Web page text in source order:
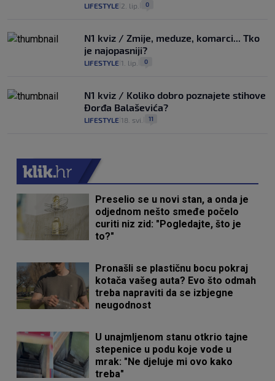
LIFESTYLE 2. lip. 0
N1 kviz / Zmije, meduze, komarci... Tko
je najopasniji?
LIFESTYLE 1. lip. 0
N1 kviz / Koliko dobro poznajete stihove
Đorđa Balaševića?
LIFESTYLE 18. svi. 11
Preselio se u novi stan, a onda je
odjednom nešto smeđe počelo
curiti niz zid: "Pogledajte, što je
to?"
Pronašli se plastičnu bocu pokraj
kotača vašeg auta? Evo što odmah
treba napraviti da se izbjegne
neugodnost
U unajmljenom stanu otkrio tajne
stepenice u podu koje vode u
mrak: "Ne djeluje mi ovo kako
treba"